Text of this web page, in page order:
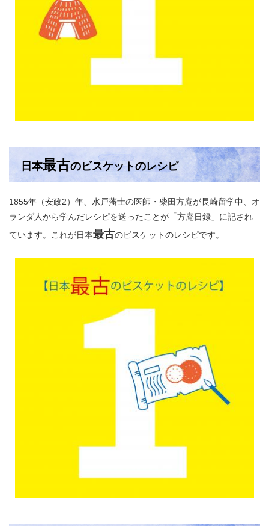
日本最古のビスケットのレシピ
1855年（安政2）年、水戸藩士の医師・柴田方庵が長崎留学中、オ
ランダ人から学んだレシピを送ったことが「方庵日録」に記され
ています。これが日本最古のビスケットのレシピです。